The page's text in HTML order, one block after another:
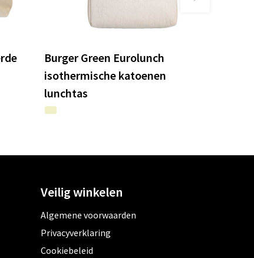
Burger Green Eurolunch
isothermische katoenen
lunchtas
Veilig winkelen
Algemene voorwaarden
Privacyverklaring
Cookiebeleid